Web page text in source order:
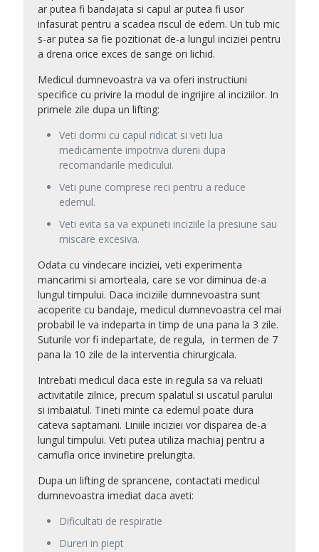
ar putea fi bandajata si capul ar putea fi usor
infasurat pentru a scadea riscul de edem. Un tub mic
s-ar putea sa fie pozitionat de-a lungul inciziei pentru
a drena orice exces de sange ori lichid.
Medicul dumnevoastra va va oferi instructiuni
specifice cu privire la modul de ingrijire al inciziilor. In
primele zile dupa un lifting:
Veti dormi cu capul ridicat si veti lua
medicamente impotriva durerii dupa
recomandarile medicului.
Veti pune comprese reci pentru a reduce
edemul.
Veti evita sa va expuneti inciziile la presiune sau
miscare excesiva.
Odata cu vindecare inciziei, veti experimenta
mancarimi si amorteala, care se vor diminua de-a
lungul timpului. Daca inciziile dumnevoastra sunt
acoperite cu bandaje, medicul dumnevoastra cel mai
probabil le va indeparta in timp de una pana la 3 zile.
Suturile vor fi indepartate, de regula, in termen de 7
pana la 10 zile de la interventia chirurgicala.
Intrebati medicul daca este in regula sa va reluati
activitatile zilnice, precum spalatul si uscatul parului
si imbaiatul. Tineti minte ca edemul poate dura
cateva saptamani. Liniile inciziei vor disparea de-a
lungul timpului. Veti putea utiliza machiaj pentru a
camufla orice invinetire prelungita.
Dupa un lifting de sprancene, contactati medicul
dumnevoastra imediat daca aveti:
Dificultati de respiratie
Dureri in piept